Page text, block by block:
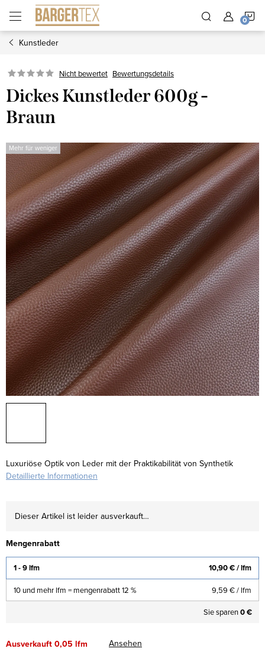
Inhalt
springen
Kunstleder
Nicht bewertet Bewertungsdetails
Dickes Kunstleder 600g -
Braun
Mehr für weniger
Luxuriöse Optik von Leder mit der Praktikabilität von Synthetik
Detaillierte Informationen
Dieser Artikel ist leider ausverkauft…
Mengenrabatt
1 - 9 lfm 10,90 €/ lfm
10 und mehr lfm = mengenrabatt 12 % 9,59 €/ lfm
Sie sparen0 €
Ausverkauft0,05 lfm
Ansehen